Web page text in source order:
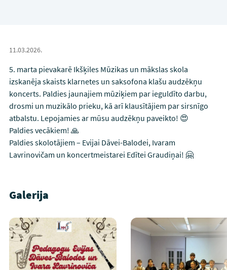
11.03.2026.
5. marta pievakarē Ikšķiles Mūzikas un mākslas skola
izskanēja skaists klarnetes un saksofona klašu audzēkņu
koncerts. Paldies jaunajiem mūziķiem par ieguldīto darbu,
drosmi un muzikālo prieku, kā arī klausītājiem par sirsnīgo
atbalstu. Lepojamies ar mūsu audzēkņu paveikto! 😍
Paldies vecākiem! 🙏
Paldies skolotājiem – Evijai Dāvei-Balodei, Ivaram
Lavrinovičam un koncertmeistarei Edītei Graudiņai! 🤗
Galerija